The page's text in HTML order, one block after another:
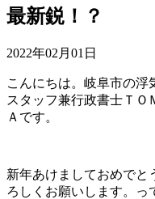
最新鋭！？
2022年02月01日
こんにちは。岐阜市の浮
スタッフ兼行政書士ＴＯ
Ａです。
新年あけましておめでと
ろしくお願いします。っ